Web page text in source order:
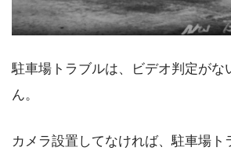
駐車場トラブルは、ビデオ判定がな
ん。
カメラ設置してなければ、駐車場ト